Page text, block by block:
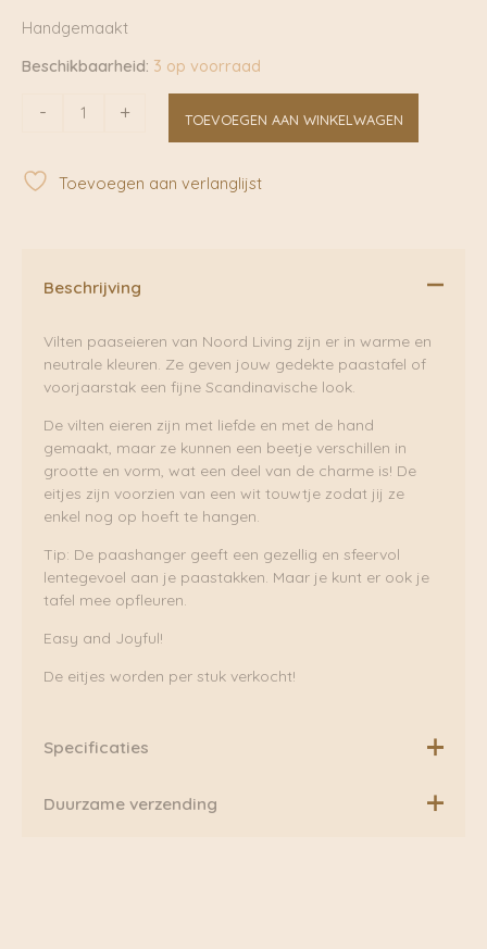
Handgemaakt
Beschikbaarheid: 3 op voorraad
-
Peach
+ TOEVOEGEN AAN WINKELWAGEN
Toevoegen aan verlanglijst
Beschrijving
Vilten paaseieren van Noord Living zijn er in warme en
neutrale kleuren. Ze geven jouw gedekte paastafel of
voorjaarstak een fijne Scandinavische look.
De vilten eieren zijn met liefde en met de hand
gemaakt, maar ze kunnen een beetje verschillen in
grootte en vorm, wat een deel van de charme is! De
eitjes zijn voorzien van een wit touwtje zodat jij ze
enkel nog op hoeft te hangen.
Tip: De paashanger geeft een gezellig en sfeervol
lentegevoel aan je paastakken. Maar je kunt er ook je
tafel mee opfleuren.
Easy and Joyful!
De eitjes worden per stuk verkocht!
Specificaties
Afmetingen eitje:
Duurzame verzending